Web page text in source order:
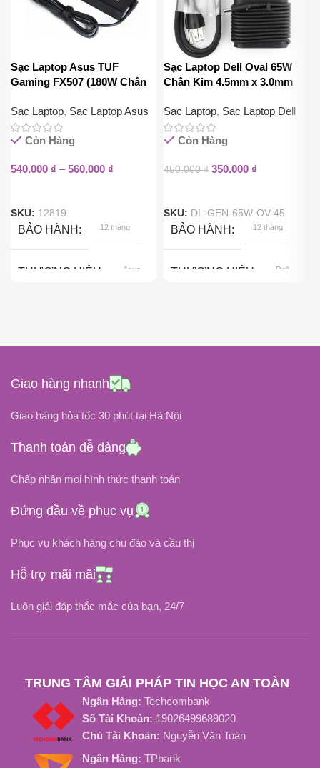
Sạc Laptop Asus TUF
Gaming FX507 (180W Chân
Sạc Laptop, Sạc Laptop Asus
Còn Hàng
540.000 ₫ – 560.000 ₫
SKU: 12819
BẢO HÀNH 12 tháng
THƯƠNG HIỆU Asus
DÒNG ĐIỆN
CHÂN CẮM
6.0 x 3.7mm (Chân to)
Sạc Laptop Dell Oval 65W
Chân Kim 4.5mm x 3.0mm
Sạc Laptop, Sạc Laptop Dell
Còn Hàng
450.000₫ 350.000 ₫
SKU: DL-GEN-65W-OV-45
BẢO HÀNH 12 tháng
THƯƠNG HIỆU Dell
CHÂN CẮM
Giao hàng nhanh
Giao hàng hỏa tốc 30 phút tại Hà Nội
Thanh toán dễ dàng
Chấp nhận mọi hình thức thanh toán
Đứng đầu về phục vụ
Phục vụ khách hàng chu đáo và cầu thị
Hỗ trợ mãi mãi
Luôn giải đáp thắc mắc của bạn, 24/7
TRUNG TÂM GIẢI PHÁP TIN HỌC AN TOÀN
Ngân Hàng: Techcombank
Số Tài Khoản: 19026499689020
Chủ Tài Khoản: Nguyễn Văn Toàn
Ngân Hàng: TPbank